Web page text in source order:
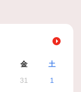
金
土
31
1